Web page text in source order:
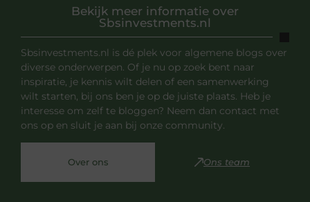
Bekijk meer informatie over
Sbsinvestments.nl
Sbsinvestments.nl is dé plek voor algemene blogs over
diverse onderwerpen. Of je nu op zoek bent naar
inspiratie, je kennis wilt delen of een samenwerking
wilt starten, bij ons ben je op de juiste plaats. Heb je
interesse om zelf te bloggen? Neem dan contact met
ons op en sluit je aan bij onze community.
Over ons Ons team